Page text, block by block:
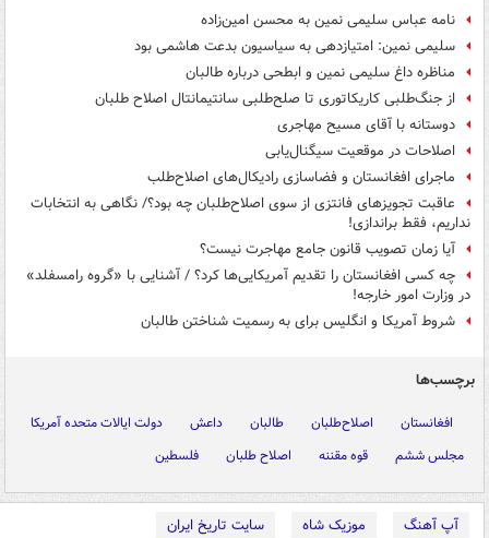
نامه عباس سلیمی نمین به محسن امین‌زاده
سلیمی نمین: امتیازدهی به سیاسیون بدعت هاشمی بود
مناظره داغ سلیمی نمین و ابطحی درباره طالبان
از جنگ‌طلبی کاریکاتوری تا صلح‌طلبی سانتیمانتال اصلاح طلبان
دوستانه با آقای مسیح مهاجری
اصلاحات در موقعیت سیگنال‌یابی
ماجرای افغانستان و فضاسازی‌ رادیکال‌های اصلاح‌طلب
عاقبت تجویزهای فانتزی از سوی اصلاح‌طلبان چه بود؟/ نگاهی به انتخابات
نداریم، فقط براندازی!
آیا زمان تصویب قانون جامع مهاجرت نیست؟
چه کسی افغانستان را تقدیم آمریکایی‌ها کرد؟ / آشنایی با «گروه رامسفلد»
در وزارت امور خارجه!
شروط آمریکا و انگلیس برای به رسمیت شناختن طالبان
برچسب‌ها
افغانستان اصلاح‌طلبان طالبان داعش
دولت ایالات متحده آمریکا
مجلس ششم
قوه مقننه اصلاح طلبان فلسطین
آپ آهنگ موزیک شاه
سایت تاریخ ایران